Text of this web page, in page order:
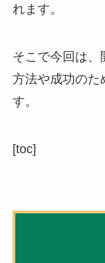
れます。
そこで今回は、
方法や成功のた
す。
[toc]